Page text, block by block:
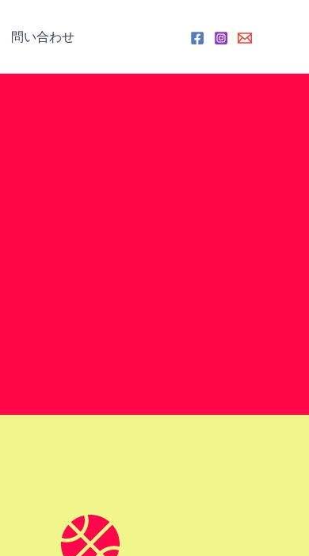
問い合わせ